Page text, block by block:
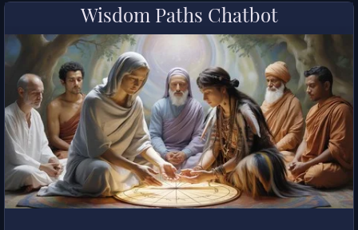
Wisdom Paths Chatbot